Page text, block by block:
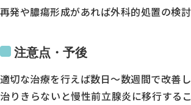
初めての方へ
お知らせ
書面掲示
金
再発や膿瘍形成があれば外科的処置の検討
注意点・予後
適切な治療を行えば数日～数週間で改善し
治りきらないと慢性前立腺炎に移行する